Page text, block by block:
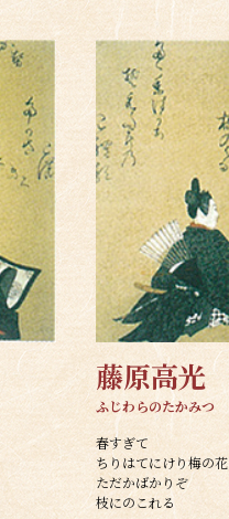
藤原高光
ふじわらのたかみつ
春すぎて
ちりはてにけり梅の花
ただかばかりぞ
枝にのこれる